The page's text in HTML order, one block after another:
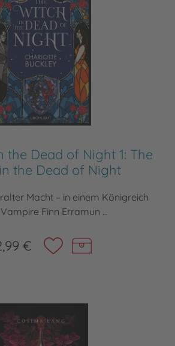
the Dead of Night 1: The
the Dead of Night
Macht – in einem Königreich
Finn Erramun ...
€